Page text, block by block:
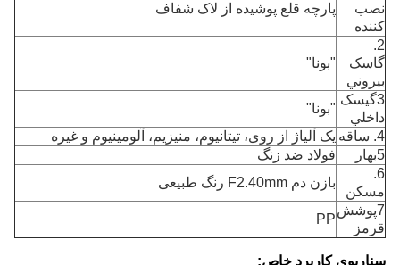
نصب
کننده
پارچه قلع پوشیده از لاک شفاف
2.
گاسک
بيروني
"بونا"
3گيسک
داخلي
"بونا"
4. ساقه
یک آلیاژ از روی، تیتانیوم، منیزیم، آلومینیوم و غیره
5بهار
فولاد ضد زنگ
6.
مسکن
بازن دم F2.40mm رنگ طبیعی
7پوشش
قرمز
PP
سناریوی کاربرد خاص: